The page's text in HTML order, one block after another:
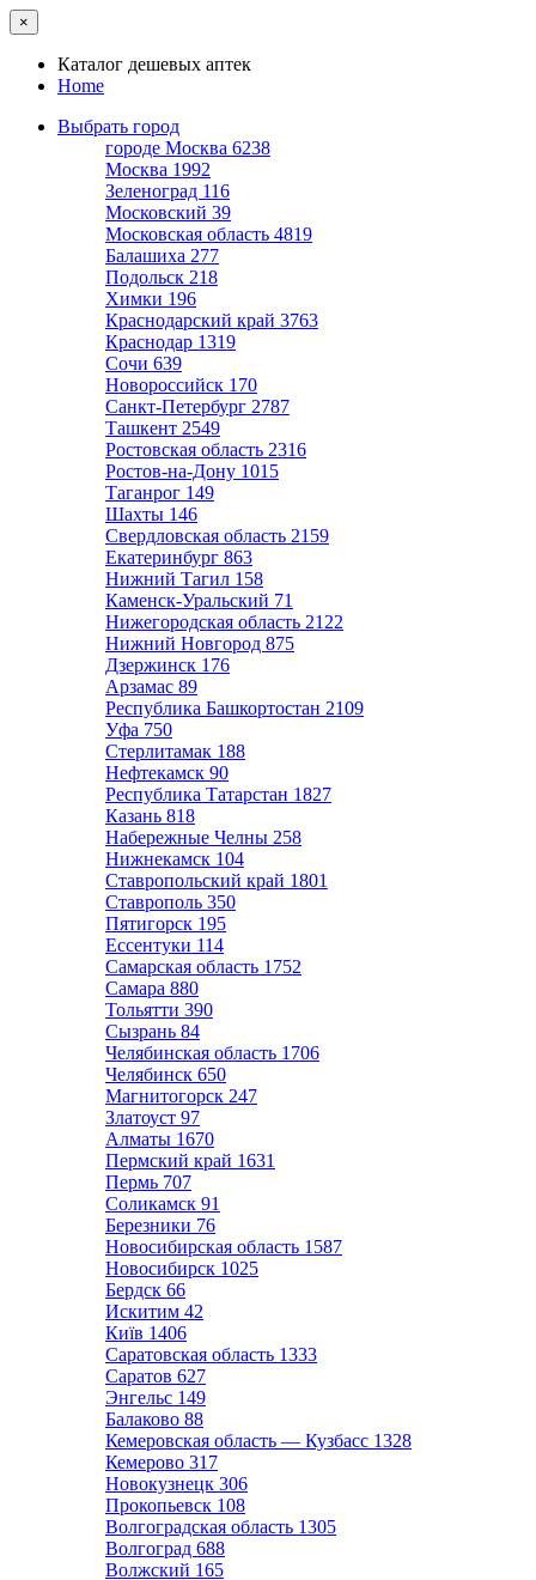
×
Каталог дешевых аптек
Home
Выбрать город
городе Москва 6238
Москва 1992
Зеленоград 116
Московский 39
Московская область 4819
Балашиха 277
Подольск 218
Химки 196
Краснодарский край 3763
Краснодар 1319
Сочи 639
Новороссийск 170
Санкт-Петербург 2787
Ташкент 2549
Ростовская область 2316
Ростов-на-Дону 1015
Таганрог 149
Шахты 146
Свердловская область 2159
Екатеринбург 863
Нижний Тагил 158
Каменск-Уральский 71
Нижегородская область 2122
Нижний Новгород 875
Дзержинск 176
Арзамас 89
Республика Башкортостан 2109
Уфа 750
Стерлитамак 188
Нефтекамск 90
Республика Татарстан 1827
Казань 818
Набережные Челны 258
Нижнекамск 104
Ставропольский край 1801
Ставрополь 350
Пятигорск 195
Ессентуки 114
Самарская область 1752
Самара 880
Тольятти 390
Сызрань 84
Челябинская область 1706
Челябинск 650
Магнитогорск 247
Златоуст 97
Алматы 1670
Пермский край 1631
Пермь 707
Соликамск 91
Березники 76
Новосибирская область 1587
Новосибирск 1025
Бердск 66
Искитим 42
Київ 1406
Саратовская область 1333
Саратов 627
Энгельс 149
Балаково 88
Кемеровская область — Кузбасс 1328
Кемерово 317
Новокузнецк 306
Прокопьевск 108
Волгоградская область 1305
Волгоград 688
Волжский 165